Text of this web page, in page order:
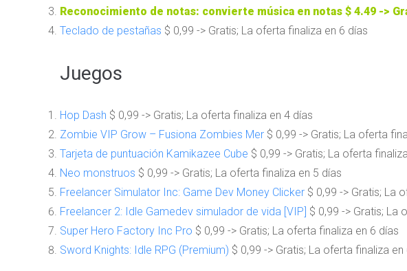
Reconocimiento de notas: convierte música en notas $ 4.49 ->
Teclado de pestañas $ 0,99 -> Gratis; La oferta finaliza en 6 días
Juegos
Hop Dash $ 0,99 -> Gratis; La oferta finaliza en 4 días
Zombie VIP Grow – Fusiona Zombies Mer $ 0,99 -> Gratis; La oferta
Tarjeta de puntuación Kamikazee Cube $ 0,99 -> Gratis; La oferta
Neo monstruos $ 0,99 -> Gratis; La oferta finaliza en 5 días
Freelancer Simulator Inc: Game Dev Money Clicker $ 0,99 -> Gratis; La
Freelancer 2: Idle Gamedev simulador de vida [VIP] $ 0,99 -> Gratis; La
Super Hero Factory Inc Pro $ 0,99 -> Gratis; La oferta finaliza en 6 días
Sword Knights: Idle RPG (Premium) $ 0,99 -> Gratis; La oferta finaliza en